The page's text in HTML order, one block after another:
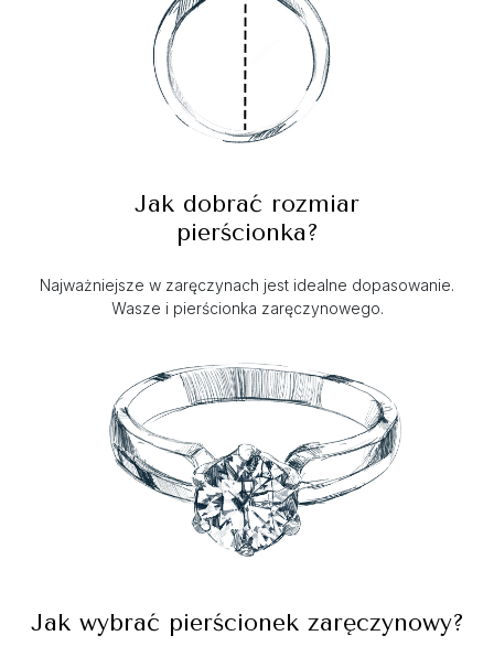
Jak dobrać rozmiar
pierścionka?
Najważniejsze w zaręczynach jest idealne dopasowanie.
Wasze i pierścionka zaręczynowego.
Jak wybrać pierścionek zaręczynowy?